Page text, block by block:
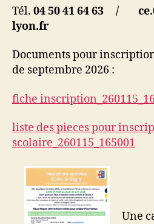
Tél. 04 50 41 64 63 /
lyon.fr
Documents pour
de septembre 2026 :
fiche
liste des pieces pour
scolaire_260115_165001
Une